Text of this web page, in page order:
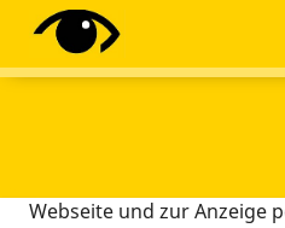
Diese Webseite setzt
Tracking-Tools ein. Dies
Webseite und zur Anzeige